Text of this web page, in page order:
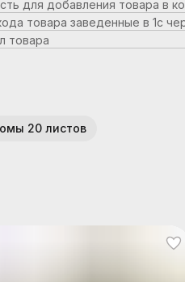
для добавления товара в
товара заведенные в 1с
товара
20 листов